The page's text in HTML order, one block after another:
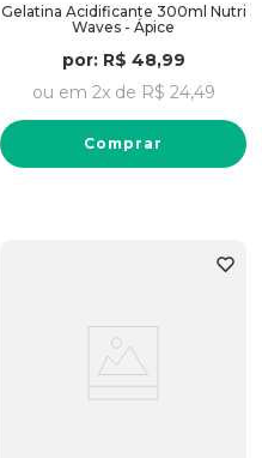
Gelatina Acidificante 300ml Nutri
Waves - Ápice
por: R$ 48,99
ou em 2x de R$ 24,49
Comprar